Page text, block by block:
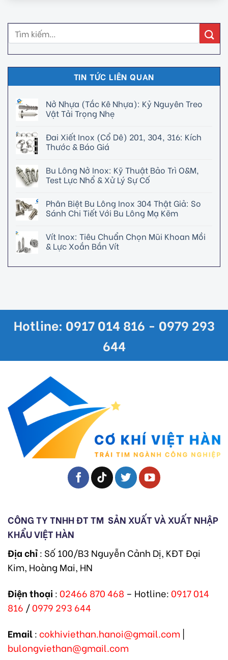
TIN TỨC LIÊN QUAN
Nở Nhựa (Tắc Kê Nhựa): Kỷ Nguyên Treo
Vật Tải Trọng Nhẹ
Đai Xiết Inox (Cổ Dê) 201, 304, 316: Kích
Thước & Báo Giá
Bu Lông Nở Inox: Kỹ Thuật Bảo Trì O&M,
Test Lực Nhổ & Xử Lý Sự Cố
Phân Biệt Bu Lông Inox 304 Thật Giả: So
Sánh Chi Tiết Với Bu Lông Mạ Kẽm
Vít Inox: Tiêu Chuẩn Chọn Mũi Khoan Mồi
& Lực Xoắn Bắn Vít
Hotline: 0917 014 816 - 0979 293
644
CÔNG TY TNHH ĐT TM SẢN XUẤT VÀ XUẤT NHẬP
KHẨU VIỆT HÀN
Địa chỉ: Số 100/B3 Nguyễn Cảnh Dị, KĐT Đại
Kim, Hoàng Mai, HN
Điện thoại : 02466 870 468 – Hotline: 0917 014
816 /0979 293 644
Email: cokhiviethan.hanoi@gmail.com |
bulongviethan@gmail.com